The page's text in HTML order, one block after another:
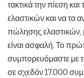
τακτικά την πίεση
ελαστικών και να τα
πώλησης ελαστικών,
είναι ασφαλή. Το
συμπορευόμαστε με
σε σχεδόν 17.000